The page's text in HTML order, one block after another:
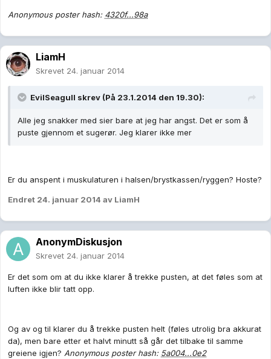
Anonymous poster hash: 4320f...98a
LiamH
Skrevet 24. januar 2014
EvilSeagull skrev (På 23.1.2014 den 19.30):
Alle jeg snakker med sier bare at jeg har angst. Det er som å
puste gjennom et sugerør. Jeg klarer ikke mer
Er du anspent i muskulaturen i halsen/brystkassen/ryggen? Hoste?
Endret 24. januar 2014 av LiamH
AnonymDiskusjon
Skrevet 24. januar 2014
Er det som om at du ikke klarer å trekke pusten, at det føles som at
luften ikke blir tatt opp.
Og av og til klarer du å trekke pusten helt (føles utrolig bra akkurat
da), men bare etter et halvt minutt så går det tilbake til samme
greiene igjen? Anonymous poster hash: 5a004...0e2